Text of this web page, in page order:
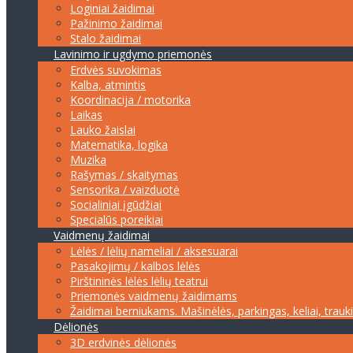
Loginiai žaidimai
Pažinimo žaidimai
Stalo žaidimai
Lavinimo ir ugdymo priemonės
Erdvės suvokimas
Kalba, atmintis
Koordinacija / motorika
Laikas
Lauko žaislai
Matematika, logika
Muzika
Rašymas / skaitymas
Sensorika / vaizduotė
Socialiniai įgūdžiai
Specialūs poreikiai
Vaidmenų žaidimai
Lėlės / lėlių nameliai / aksesuarai
Pasakojimų / kalbos lėlės
Pirštininės lėlės lėlių teatrui
Priemonės vaidmenų žaidimams
Žaidimai berniukams. Mašinėlės, parkingas, keliai,
Dėlionės
3D erdvinės dėlionės